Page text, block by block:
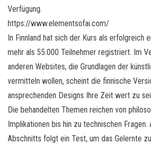
Verfügung.
https://www.elementsofai.com/
In Finnland hat sich der Kurs als erfolgreich
mehr als 55.000 Teilnehmer registriert. Im
anderen Websites, die Grundlagen der
vermitteln wollen, scheint die finnische
ansprechenden Designs Ihre Zeit wert zu
Die behandelten Themen reichen von
Implikationen bis hin zu technischen Fragen.
Abschnitts folgt ein Test, um das Gelernte